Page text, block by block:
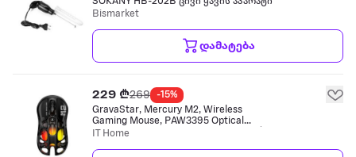
Bismarket
დამატება
229 ₾269
-15%
GravaStar, Mercury M2, Wireless
Gaming Mouse, PAW3395 Optical
Sensor, Up to 26000 DPI, Bluetooth /
IT Home